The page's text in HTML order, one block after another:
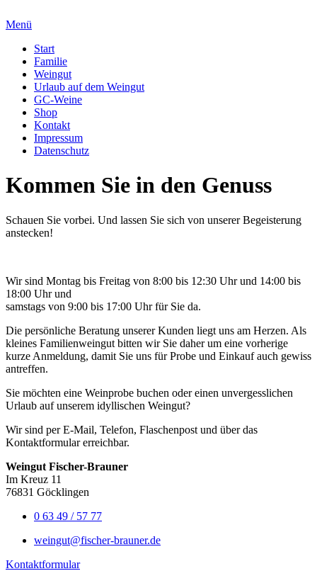
Menü
Start
Familie
Weingut
Urlaub auf dem Weingut
GC-Weine
Shop
Kontakt
Impressum
Datenschutz
Kommen Sie in den Genuss
Schauen Sie vorbei. Und lassen Sie sich von unserer Begeisterung
anstecken!
Wir sind Montag bis Freitag von 8:00 bis 12:30 Uhr und 14:00 bis
18:00 Uhr und
samstags von 9:00 bis 17:00 Uhr für Sie da.
Die persönliche Beratung unserer Kunden liegt uns am Herzen. Als
kleines Familienweingut bitten wir Sie daher um eine vorherige
kurze Anmeldung, damit Sie uns für Probe und Einkauf auch gewiss
antreffen.
Sie möchten eine Weinprobe buchen oder einen unvergesslichen
Urlaub auf unserem idyllischen Weingut?
Wir sind per E-Mail, Telefon, Flaschenpost und über das
Kontaktformular erreichbar.
Weingut Fischer-Brauner
Im Kreuz 11
76831 Göcklingen
0 63 49 / 57 77
weingut@fischer-brauner.de
Kontaktformular